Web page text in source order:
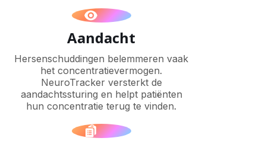
Aandacht
Hersenschuddingen belemmeren vaak
het concentratievermogen.
NeuroTracker versterkt de
aandachtssturing en helpt patiënten
hun concentratie terug te vinden.